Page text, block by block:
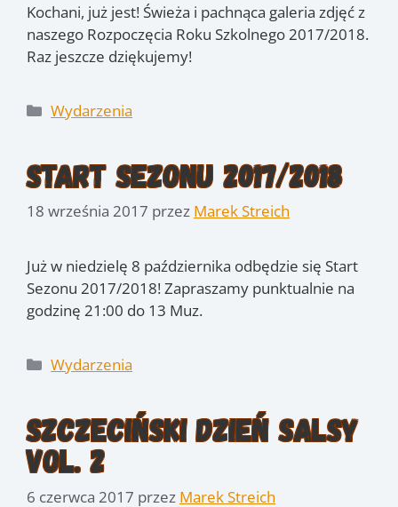
Kochani, już jest! Świeża i pachnąca galeria zdjęć z
naszego Rozpoczęcia Roku Szkolnego 2017/2018.
Raz jeszcze dziękujemy!
Kategorie
Wydarzenia
Start Sezonu 2017/2018
18 września 2017 przez Marek Streich
Już w niedzielę 8 października odbędzie się Start
Sezonu 2017/2018! Zapraszamy punktualnie na
godzinę 21:00 do 13 Muz.
Kategorie
Wydarzenia
Szczeciński Dzień Salsy
vol. 2
6 czerwca 2017 przez Marek Streich